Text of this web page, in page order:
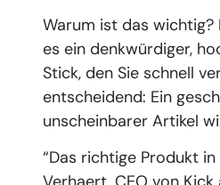
Warum ist das wichtig?
es ein denkwürdiger,
Stick, den Sie schnell
entscheidend: Ein
unscheinbarer Artikel
“Das richtige Produkt